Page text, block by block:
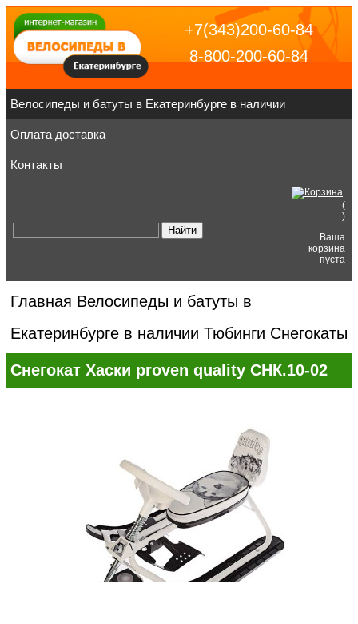
+7(343)200-60-84
8-800-200-60-84
Велосипеды и батуты в Екатеринбурге в наличии
Оплата доставка
Контакты
(
)
Ваша
корзина
пуста
Главная Велосипеды и батуты в
Екатеринбурге в наличии Тюбинги Снегокаты
Снегокат Хаски proven quality СНК.10-02